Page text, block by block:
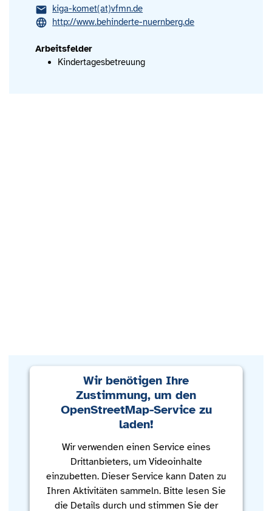
kiga-komet(at)vfmn.de
http://www.behinderte-nuernberg.de
Arbeitsfelder
Kindertagesbetreuung
Wir benötigen Ihre
Zustimmung, um den
OpenStreetMap-Service zu
laden!
Wir verwenden einen Service eines
Drittanbieters, um Videoinhalte
einzubetten. Dieser Service kann Daten zu
Ihren Aktivitäten sammeln. Bitte lesen Sie
die Details durch und stimmen Sie der